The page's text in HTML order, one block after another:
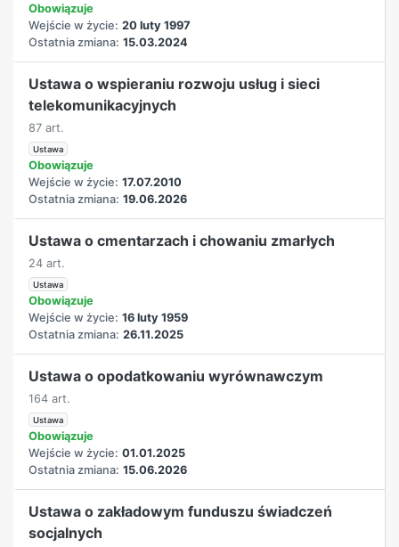
Obowiązuje
Wejście w życie: 20 luty 1997
Ostatnia zmiana: 15.03.2024
Ustawa o wspieraniu rozwoju usług i sieci
telekomunikacyjnych
87 art.
Ustawa
Obowiązuje
Wejście w życie: 17.07.2010
Ostatnia zmiana: 19.06.2026
Ustawa o cmentarzach i chowaniu zmarłych
24 art.
Ustawa
Obowiązuje
Wejście w życie: 16 luty 1959
Ostatnia zmiana: 26.11.2025
Ustawa o opodatkowaniu wyrównawczym
164 art.
Ustawa
Obowiązuje
Wejście w życie: 01.01.2025
Ostatnia zmiana: 15.06.2026
Ustawa o zakładowym funduszu świadczeń
socjalnych